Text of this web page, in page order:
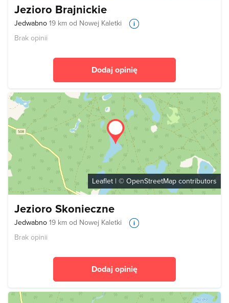
Jezioro Brajnickie
Jedwabno 19 km od Nowej Kaletki
Brak opinii
Dodaj opinię
Leaflet | © OpenStreetMap contributors
Jezioro Skonieczne
Jedwabno 19 km od Nowej Kaletki
Brak opinii
Dodaj opinię